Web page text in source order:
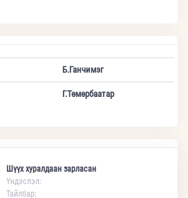
Б.Ганчимэг
Г.Төмөрбаатар
Шүүх хуралдаан зарласан
Үндэслэл:
Тайлбар: